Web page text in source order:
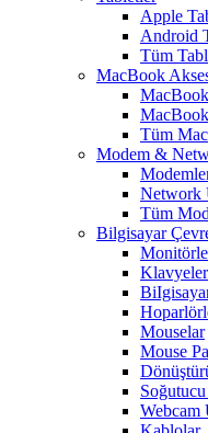
Apple
Android
Tüm
MacBook
MacBook
Tüm
Modem &
Network
Tüm
Bilgisayar
Klavyeler
Mouselar
Mouse
Webcam